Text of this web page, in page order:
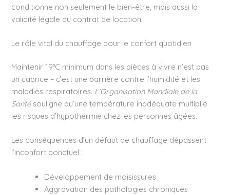
conditionne non seulement le bien-être, mais aussi la
validité légale du contrat de location.
Le rôle vital du chauffage pour le confort quotidien
Maintenir 19°C minimum dans les pièces à vivre n’est pas
un caprice – c’est une barrière contre l’humidité et les
maladies respiratoires. L’Organisation Mondiale de la
Santésouligne qu’une température inadéquate multiplie
les risques d’hypothermie chez les personnes âgées.
Les conséquences d’un défaut de chauffage dépassent
l’inconfort ponctuel :
Développement de moisissures
Aggravation des pathologies chroniques